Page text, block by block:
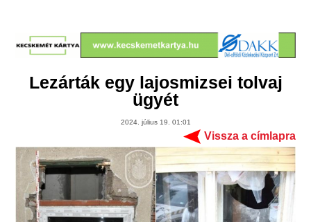
Lezárták egy lajosmizsei tolvaj
ügyét
2024. július 19. 01:01
Vissza a címlapra